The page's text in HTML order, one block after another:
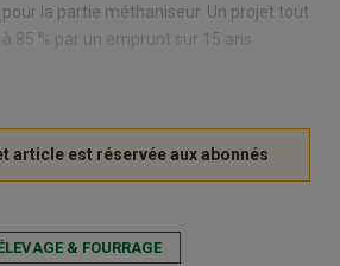
la partie méthaniseur. Un projet tout
85 % par un emprunt sur 15 ans.
& FOURRAGE